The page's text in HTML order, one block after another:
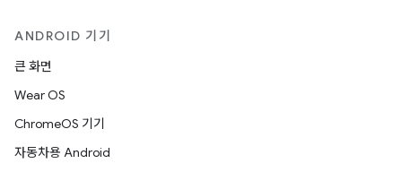
ANDROID 기기
큰 화면
Wear OS
ChromeOS 기기
자동차용 Android